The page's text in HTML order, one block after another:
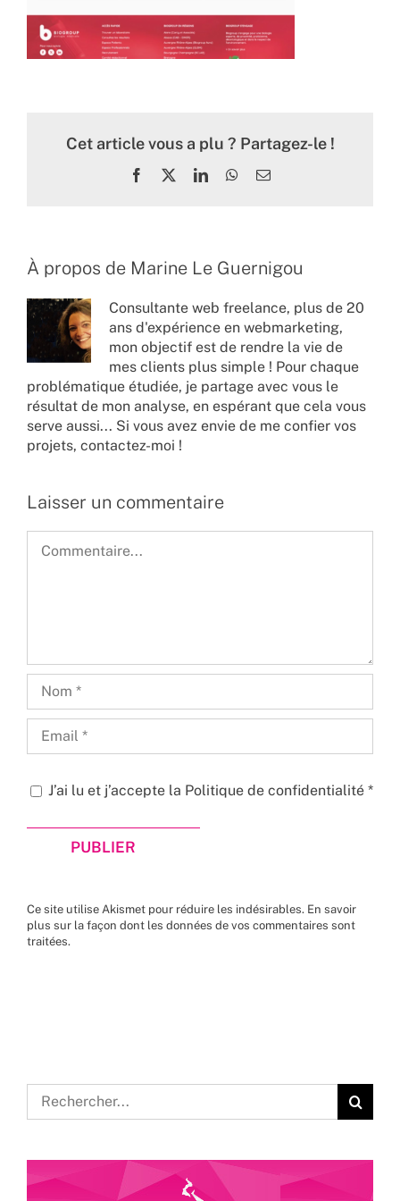
Cet article vous a plu ? Partagez-le !
Facebook LinkedInWhatsApp
Email
À propos de Marine Le Guernigou
Consultante web freelance, plus de 20
ans d'expérience en webmarketing,
mon objectif est de rendre la vie de
mes clients plus simple ! Pour chaque
problématique étudiée, je partage avec vous le
résultat de mon analyse, en espérant que cela vous
serve aussi... Si vous avez envie de me confier vos
projets, contactez-moi !
Laisser un commentaire
J’ai lu et j’accepte la Politique de confidentialité *
Ce site utilise Akismet pour réduire les indésirables. En savoir
plus sur la façon dont les données de vos commentaires sont
traitées.
Rechercher: